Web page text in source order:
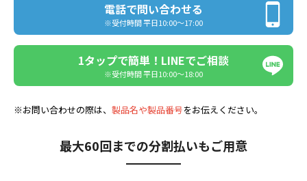
電話で問い合わせる
※受付時間 平日10:00〜17:00
1タップで簡単！LINEでご相談
※受付時間 平日10:00〜18:00
※お問い合わせの際は、 製品名や製品番号をお伝えください。
最大60回までの分割払いもご用意